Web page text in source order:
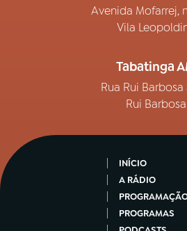
Avenida Mofarrej,
Vila
Tabatinga
Rua Rui Barbosa
Rui Barbosa
INÍCIO
A RÁDIO
PROGRAMAS